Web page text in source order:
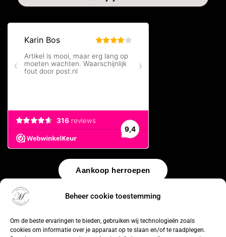
Beheer cookie toestemming
Om de beste ervaringen te bieden, gebruiken wij technologieën zoals
cookies om informatie over je apparaat op te slaan en/of te raadplegen.
Aankoop herroepen
© 2026 by WebUnlimited–Algemene voorwaarden